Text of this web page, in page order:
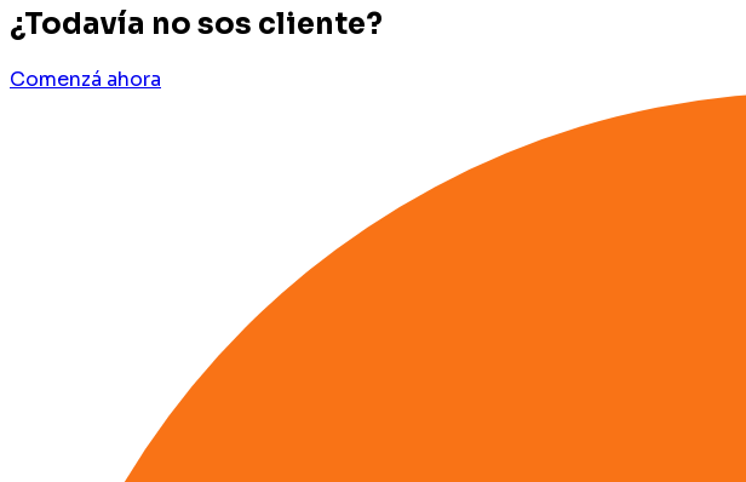
¿Todavía no sos cliente?
Comenzá ahora